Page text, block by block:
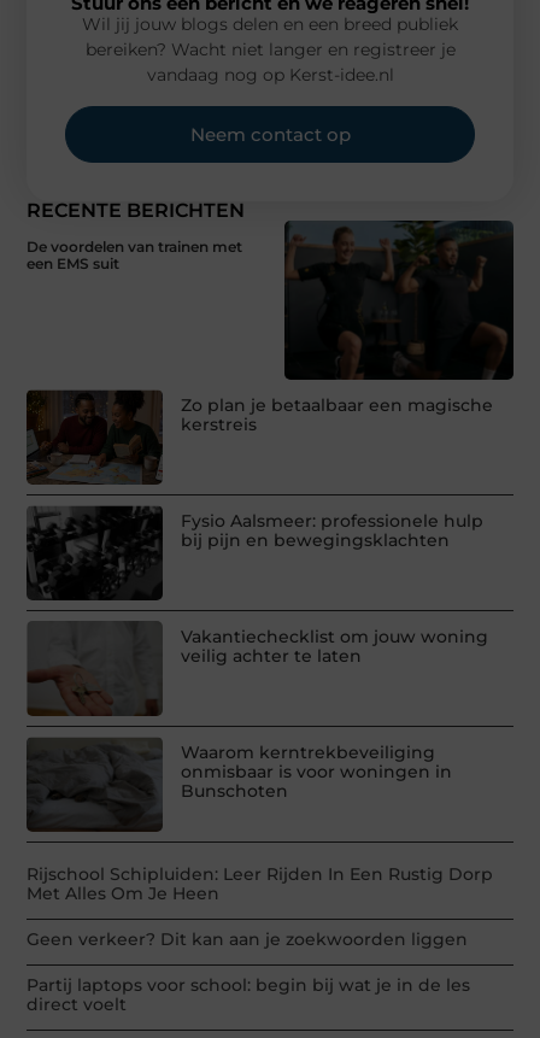
RECENTE BERICHTEN
De voordelen van trainen met
een EMS suit
Zo plan je betaalbaar een magische
kerstreis
Fysio Aalsmeer: professionele hulp
bij pijn en bewegingsklachten
Vakantiechecklist om jouw woning
veilig achter te laten
Waarom kerntrekbeveiliging
onmisbaar is voor woningen in
Bunschoten
Rijschool Schipluiden: Leer Rijden In Een Rustig Dorp
Met Alles Om Je Heen
Geen verkeer? Dit kan aan je zoekwoorden liggen
Partij laptops voor school: begin bij wat je in de les
direct voelt
Wil jij jouw blogs delen en een breed publiek
bereiken? Wacht niet langer en registreer je
vandaag nog op Kerst-idee.nl
Neem contact op